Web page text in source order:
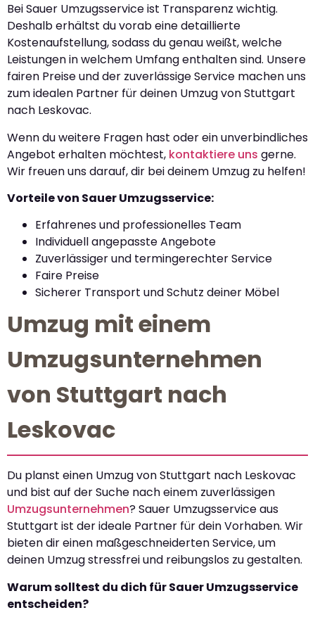
Bei Sauer Umzugsservice ist Transparenz wichtig.
Deshalb erhältst du vorab eine detaillierte
Kostenaufstellung, sodass du genau weißt, welche
Leistungen in welchem Umfang enthalten sind. Unsere
fairen Preise und der zuverlässige Service machen uns
zum idealen Partner für deinen Umzug von Stuttgart
nach Leskovac.
Wenn du weitere Fragen hast oder ein unverbindliches
Angebot erhalten möchtest, kontaktiere uns gerne.
Wir freuen uns darauf, dir bei deinem Umzug zu helfen!
Vorteile von Sauer Umzugsservice:
Erfahrenes und professionelles Team
Individuell angepasste Angebote
Zuverlässiger und termingerechter Service
Faire Preise
Sicherer Transport und Schutz deiner Möbel
Umzug mit einem
Umzugsunternehmen
von Stuttgart nach
Leskovac
Du planst einen Umzug von Stuttgart nach Leskovac
und bist auf der Suche nach einem zuverlässigen
Umzugsunternehmen? Sauer Umzugsservice aus
Stuttgart ist der ideale Partner für dein Vorhaben. Wir
bieten dir einen maßgeschneiderten Service, um
deinen Umzug stressfrei und reibungslos zu gestalten.
Warum solltest du dich für Sauer Umzugsservice
entscheiden?